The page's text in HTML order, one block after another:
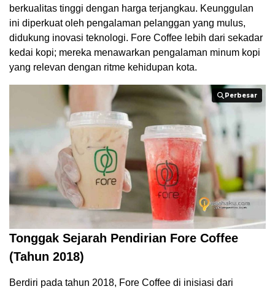
berkualitas tinggi dengan harga terjangkau. Keunggulan
ini diperkuat oleh pengalaman pelanggan yang mulus,
didukung inovasi teknologi. Fore Coffee lebih dari sekadar
kedai kopi; mereka menawarkan pengalaman minum kopi
yang relevan dengan ritme kehidupan kota.
Perbesar
Perbesar
Tonggak Sejarah Pendirian Fore Coffee
(Tahun 2018)
Berdiri pada tahun 2018, Fore Coffee di inisiasi dari